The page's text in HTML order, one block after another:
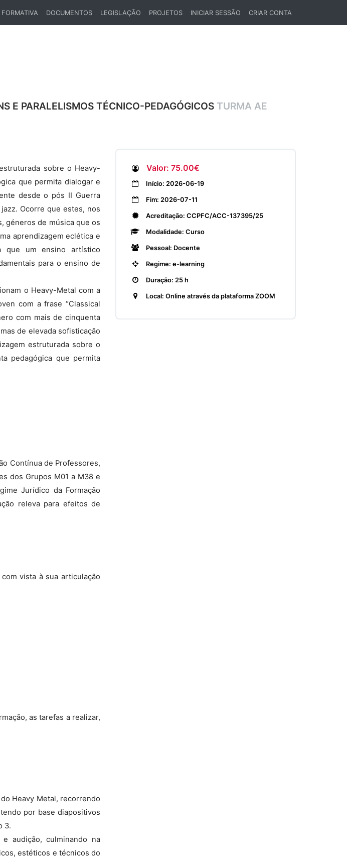
DOCUMENTOS LEGISLAÇÃO PROJETOS INICIAR SESSÃO CRIAR CONTA
E PARALELISMOS TÉCNICO-PEDAGÓGICOS TURMA AE
sobre o Heavy-
que permita dialogar e
desde o pós II Guerra
Ocorre que estes, nos
géneros de música que os
aprendizagem eclética e
que um ensino artístico
para o ensino de
o Heavy-Metal com a
com a frase “Classical
com mais de cinquenta
de elevada sofisticação
estruturada sobre o
pedagógica que permita
Contínua de Professores,
dos Grupos M01 a M38 e
Jurídico da Formação
releva para efeitos de
vista à sua articulação
as tarefas a realizar,
Heavy Metal, recorrendo
por base diapositivos
3.
audição, culminando na
estéticos e técnicos do
Valor: 75.00€
Início: 2026-06-19
Fim: 2026-07-11
Acreditação: CCPFC/ACC-137395/25
Modalidade: Curso
Pessoal: Docente
Regime: e-learning
Duração: 25 h
Local: Online através da plataforma ZOOM